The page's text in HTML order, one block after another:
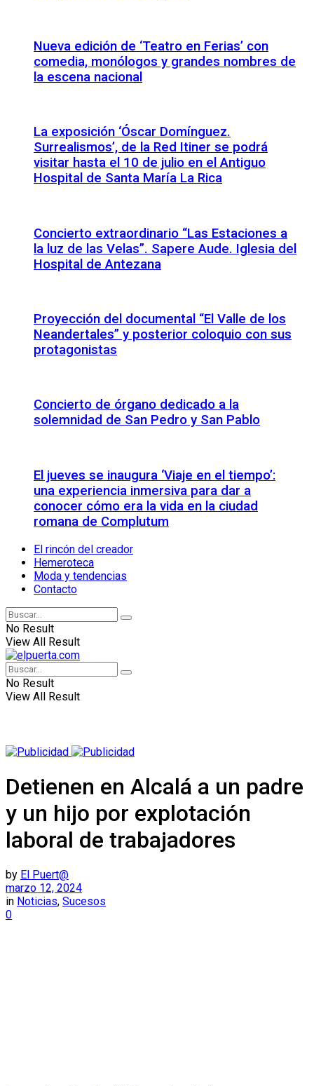
Nueva edición de ‘Teatro en Ferias’ con
comedia, monólogos y grandes nombres de
la escena nacional
La exposición ‘Óscar Domínguez.
Surrealismos’, de la Red Itiner se podrá
visitar hasta el 10 de julio en el Antiguo
Hospital de Santa María La Rica
Concierto extraordinario “Las Estaciones a
la luz de las Velas”. Sapere Aude. Iglesia del
Hospital de Antezana
Proyección del documental “El Valle de los
Neandertales” y posterior coloquio con sus
protagonistas
Concierto de órgano dedicado a la
solemnidad de San Pedro y San Pablo
El jueves se inaugura ‘Viaje en el tiempo’:
una experiencia inmersiva para dar a
conocer cómo era la vida en la ciudad
romana de Complutum
El rincón del creador
Hemeroteca
Moda y tendencias
Contacto
No Result
View All Result
No Result
View All Result
Detienen en Alcalá a un padre
y un hijo por explotación
laboral de trabajadores
by El Puert@
marzo 12, 2024
in Noticias, Sucesos
0